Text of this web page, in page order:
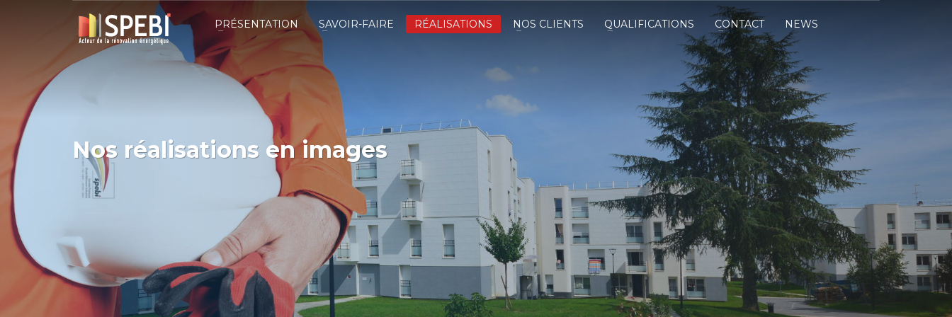
PRÉSENTATION SAVOIR-FAIRE RÉALISATIONS NOS CLIENTS QUALIFICATIONS CONTACT NEWS
Nos réalisations en images